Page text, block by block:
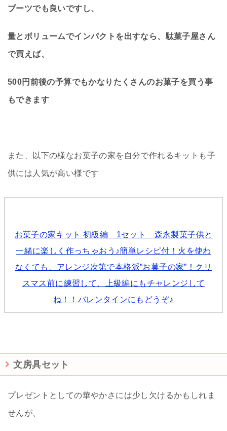
ブーツでも良いですし、
量とボリュームでインパクトを出すなら、駄菓子屋さん
で買えば、
500円前後の予算でもかなりたくさんのお菓子を買う事
もできます
また、以下の様なお菓子の家を自分で作れるキットも子
供には人気が高い様です
お菓子の家キット 初級編 1セット 森永製菓子供と
一緒に楽しく作っちゃおう♪簡単レシピ付！火を使わ
なくても、アレンジ次第で本格派”お菓子の家”！クリ
スマス前に練習して、上級編にもチャレンジして
ね！！バレンタインにもどうぞ♪
文房具セット
プレゼントとしての華やかさには少し欠けるかもしれま
せんが、